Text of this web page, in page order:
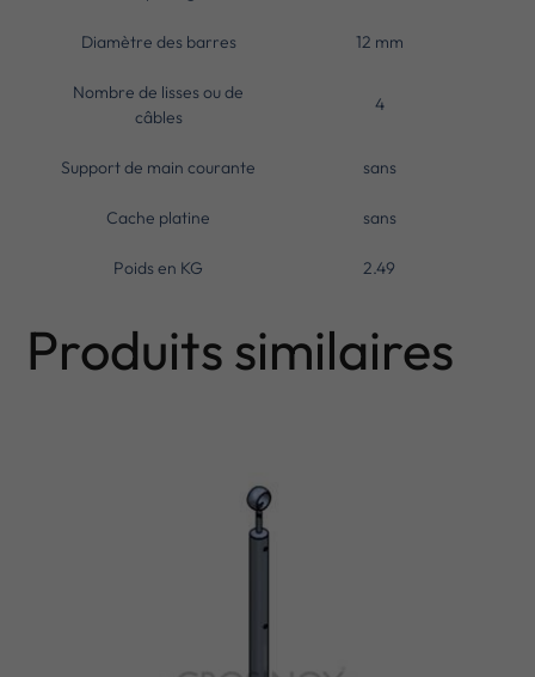
Diamètre des barres 12 mm
Nombre de lisses ou de
câbles
4
Support de main courante sans
Cache platine sans
Poids en KG 2.49
Produits similaires